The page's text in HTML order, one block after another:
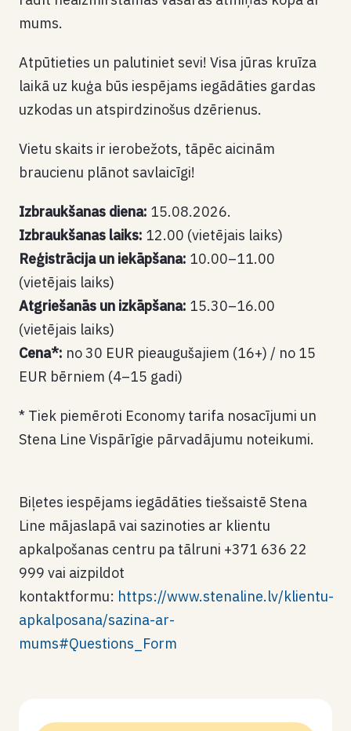
mums.
Atpūtieties un palutiniet sevi! Visa jūras kruīza
laikā uz kuģa būs iespējams iegādāties gardas
uzkodas un atspirdzinošus dzērienus.
Vietu skaits ir ierobežots, tāpēc aicinām
braucienu plānot savlaicīgi!
Izbraukšanas diena: 15.08.2026.
Izbraukšanas laiks: 12.00 (vietējais laiks)
Reģistrācija un iekāpšana: 10.00–11.00
(vietējais laiks)
Atgriešanās un izkāpšana: 15.30–16.00
(vietējais laiks)
Cena*: no 30 EUR pieaugušajiem (16+) / no 15
EUR bērniem (4–15 gadi)
* Tiek piemēroti Economy tarifa nosacījumi un
Stena Line Vispārīgie pārvadājumu noteikumi.
Biļetes iespējams iegādāties tiešsaistē Stena
Line mājaslapā vai sazinoties ar klientu
apkalpošanas centru pa tālruni +371 636 22
999 vai aizpildot
kontaktformu: https://www.stenaline.lv/klientu-
apkalposana/sazina-ar-
mums#Questions_Form